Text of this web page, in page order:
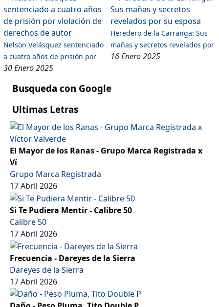
Nelson Velásquez sentenciado
a cuatro años de prisión por
30 Enero 2025
Heredero de la Carranga: Sus
mañas y secretos revelados por
16 Enero 2025
Busqueda con Google
Ultimas Letras
El Mayor de los Ranas - Grupo Marca Registrada x
Ví
Grupo Marca Registrada
17 Abril 2026
Si Te Pudiera Mentir - Calibre 50
Calibre 50
17 Abril 2026
Frecuencia - Dareyes de la Sierra
Dareyes de la Sierra
17 Abril 2026